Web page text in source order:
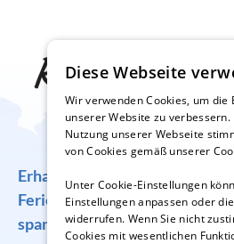
Reise-
Erhalten Sie regelmäßig
Ferienunterkünfte, tolle
spannende Reisetipps!
Diese Webseite
Wir verwenden Cookies, um
unserer Website zu
Nutzung unserer Webseite
von Cookies gemäß unserer
Unter Cookie-Einstellungen
Einstellungen anpassen oder
widerrufen. Wenn Sie nicht
Cookies mit wesentlichen